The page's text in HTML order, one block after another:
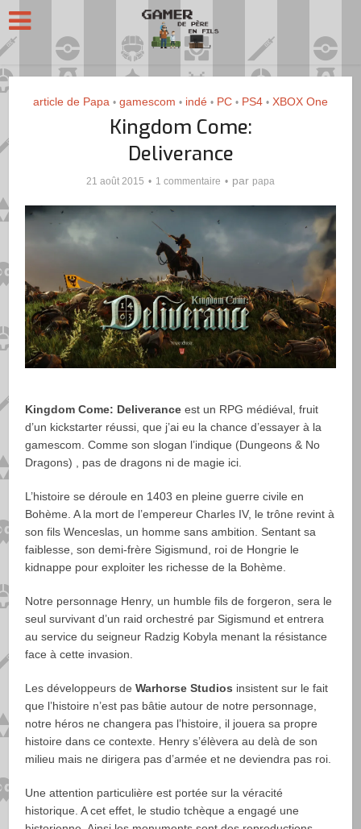
article de Papa • gamescom • indé • PC • PS4 • XBOX One
Kingdom Come:
Deliverance
21 août 2015 1 commentaire par papa
Kingdom Come: Deliverance est un RPG médiéval, fruit
d’un kickstarter réussi, que j’ai eu la chance d’essayer à la
gamescom. Comme son slogan l’indique (Dungeons & No
Dragons) , pas de dragons ni de magie ici.
L’histoire se déroule en 1403 en pleine guerre civile en
Bohème. A la mort de l’empereur Charles IV, le trône revint à
son fils Wenceslas, un homme sans ambition. Sentant sa
faiblesse, son demi-frère Sigismund, roi de Hongrie le
kidnappe pour exploiter les richesse de la Bohème.
Notre personnage Henry, un humble fils de forgeron, sera le
seul survivant d’un raid orchestré par Sigismund et entrera
au service du seigneur Radzig Kobyla menant la résistance
face à cette invasion.
Les développeurs deWarhorse Studios insistent sur le fait
que l’histoire n’est pas bâtie autour de notre personnage,
notre héros ne changera pas l’histoire, il jouera sa propre
histoire dans ce contexte. Henry s’élèvera au delà de son
milieu mais ne dirigera pas d’armée et ne deviendra pas roi.
Une attention particulière est portée sur la véracité
historique. A cet effet, le studio tchèque a engagé une